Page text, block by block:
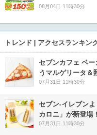
08月04日 11時30分
トレンド | アクセスランキン
セブンカフェ ベ
うマルゲリータ＆
07月31日 11時30分
セブン‐イレブン
カロニ」が新登場！
07月31日 11時30分